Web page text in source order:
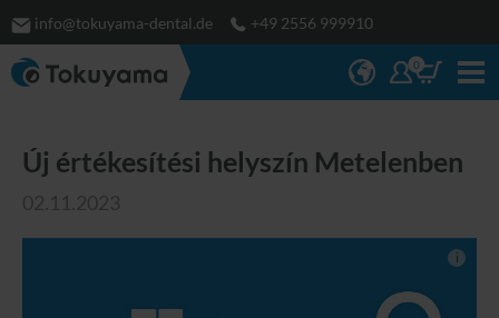
info@tokuyama-dental.de +49 2556 999910
0
Új értékesítési helyszín Metelenben
i